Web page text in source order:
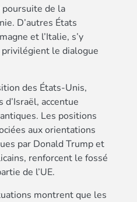
poursuite de la
D’autres États
et l’Italie, s’y
le dialogue
des États-Unis,
accentue
Les positions
aux orientations
par Donald Trump et
renforcent le fossé
de l’UE.
montrent que les